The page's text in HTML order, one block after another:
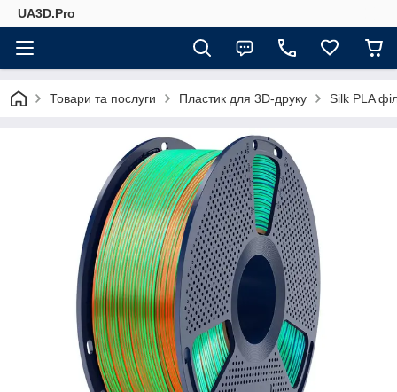
UA3D.Pro
Товари та послуги Пластик для 3D-друку Silk PLA